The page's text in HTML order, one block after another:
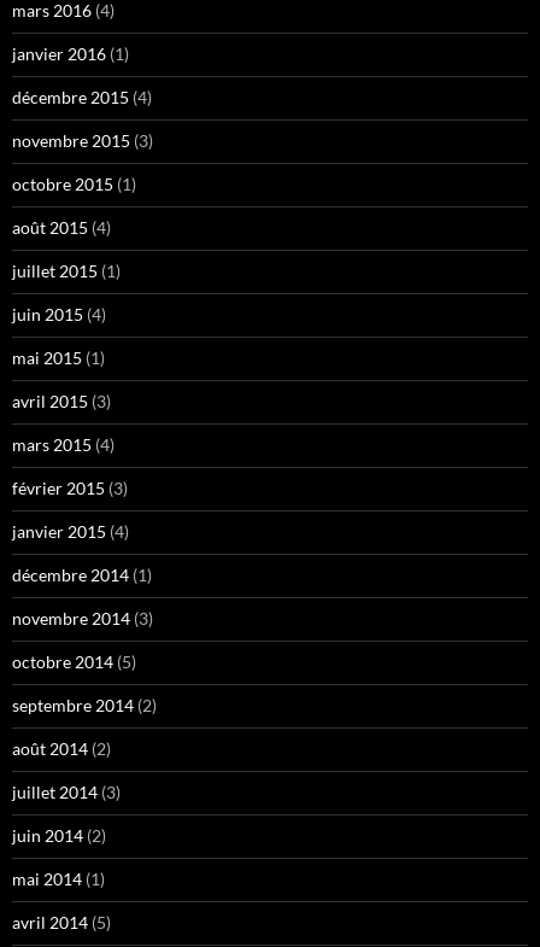
mars 2016 (4)
janvier 2016 (1)
décembre 2015 (4)
novembre 2015 (3)
octobre 2015 (1)
août 2015 (4)
juillet 2015 (1)
juin 2015 (4)
mai 2015 (1)
avril 2015 (3)
mars 2015 (4)
février 2015 (3)
janvier 2015 (4)
décembre 2014 (1)
novembre 2014 (3)
octobre 2014 (5)
septembre 2014 (2)
août 2014 (2)
juillet 2014 (3)
juin 2014 (2)
mai 2014 (1)
avril 2014 (5)